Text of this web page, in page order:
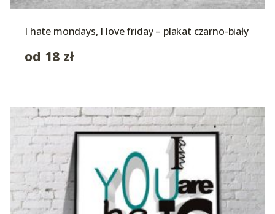
I hate mondays, I love friday – plakat czarno-biały
od 18 zł